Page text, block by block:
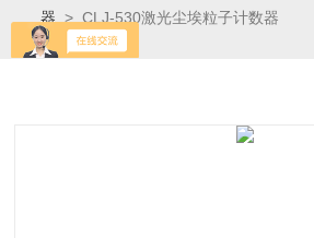
器 > CLJ-530激光尘埃粒子计数器